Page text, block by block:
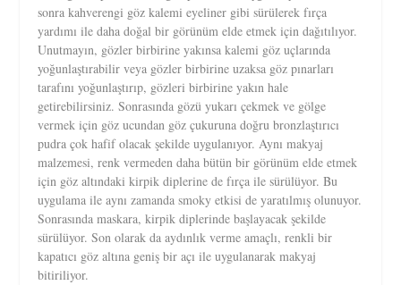
sonra kahverengi göz kalemi eyeliner gibi sürülerek fırça
yardımı ile daha doğal bir görünüm elde etmek için dağıtılıyor.
Unutmayın, gözler birbirine yakınsa kalemi göz uçlarında
yoğunlaştırabilir veya gözler birbirine uzaksa göz pınarları
tarafını yoğunlaştırıp, gözleri birbirine yakın hale
getirebilirsiniz. Sonrasında gözü yukarı çekmek ve gölge
vermek için göz ucundan göz çukuruna doğru bronzlaştırıcı
pudra çok hafif olacak şekilde uygulanıyor. Aynı makyaj
malzemesi, renk vermeden daha bütün bir görünüm elde etmek
için göz altındaki kirpik diplerine de fırça ile sürülüyor. Bu
uygulama ile aynı zamanda smoky etkisi de yaratılmış olunuyor.
Sonrasında maskara, kirpik diplerinde başlayacak şekilde
sürülüyor. Son olarak da aydınlık verme amaçlı, renkli bir
kapatıcı göz altına geniş bir açı ile uygulanarak makyaj
bitiriliyor.